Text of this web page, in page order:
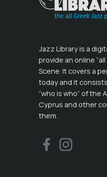
Jazz Library is a
provide an online
Scene. It covers a
today and it
“who is who” of the
Cyprus and other
them.